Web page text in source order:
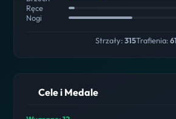
Ręce
Nogi
Strzały:315Trafienia:61
Cele i Medale